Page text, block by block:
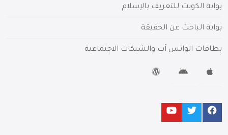
بوابة الكويت للتعريف بالإسلام
بوابة الباحث عن الحقيقة
بطاقات الواتس آب والشبكات الاجتماعية